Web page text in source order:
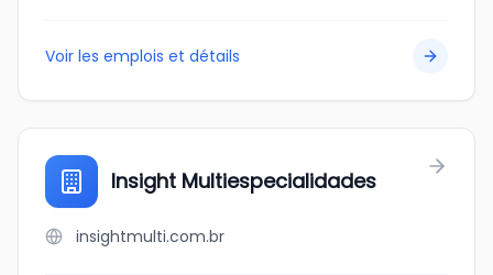
Voir les emplois et détails
Insight Multiespecialidades
insightmulti.com.br